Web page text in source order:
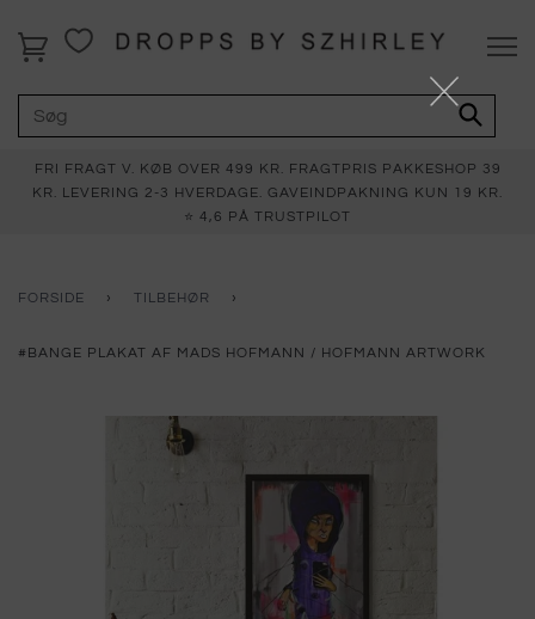
FRI FRAGT V. KØB OVER 499 KR. FRAGTPRIS PAKKESHOP 39
KR. LEVERING 2-3 HVERDAGE. GAVEINDPAKNING KUN 19 KR.
⭐ 4,6 PÅ TRUSTPILOT
FORSIDE › TILBEHØR ›
#BANGE PLAKAT AF MADS HOFMANN / HOFMANN ARTWORK